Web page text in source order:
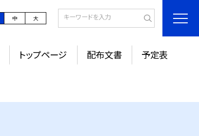
中 大
トップページ 配布文書 予定表